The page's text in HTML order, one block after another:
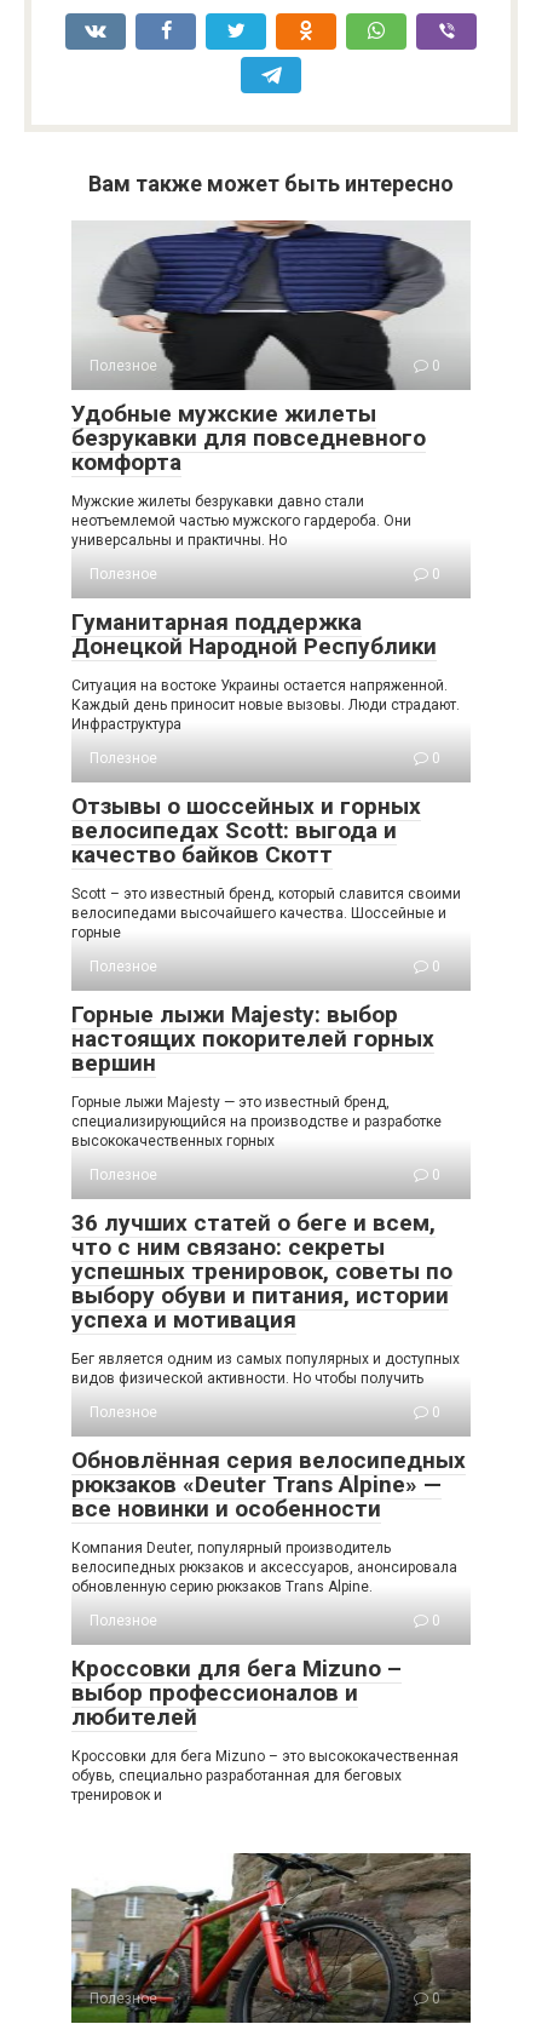
Вам также может быть интересно
Полезное 0
Удобные мужские жилеты
безрукавки для повседневного
комфорта
Мужские жилеты безрукавки давно стали
неотъемлемой частью мужского гардероба. Они
универсальны и практичны. Но
Полезное
0
Гуманитарная поддержка
Донецкой Народной Республики
Ситуация на востоке Украины остается напряженной.
Каждый день приносит новые вызовы. Люди страдают.
Инфраструктура
Полезное
0
Отзывы о шоссейных и горных
велосипедах Scott: выгода и
качество байков Скотт
Scott – это известный бренд, который славится своими
велосипедами высочайшего качества. Шоссейные и
горные
Полезное
0
Горные лыжи Majesty: выбор
настоящих покорителей горных
вершин
Горные лыжи Majesty — это известный бренд,
специализирующийся на производстве и разработке
высококачественных горных
Полезное
0
36 лучших статей о беге и всем,
что с ним связано: секреты
успешных тренировок, советы по
выбору обуви и питания, истории
успеха и мотивация
Бег является одним из самых популярных и доступных
видов физической активности. Но чтобы получить
Полезное
0
Обновлённая серия велосипедных
рюкзаков «Deuter Trans Alpine» —
все новинки и особенности
Компания Deuter, популярный производитель
велосипедных рюкзаков и аксессуаров, анонсировала
обновленную серию рюкзаков Trans Alpine.
Полезное
0
Кроссовки для бега Mizuno –
выбор профессионалов и
любителей
Кроссовки для бега Mizuno – это высококачественная
обувь, специально разработанная для беговых
тренировок и
Полезное 0